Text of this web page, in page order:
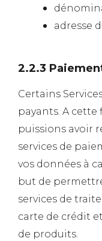
adresse
2.2.3
Certains
payants. A cette
puissions avoir
services de
vos données à
but de
services de
carte de crédit
de produits.